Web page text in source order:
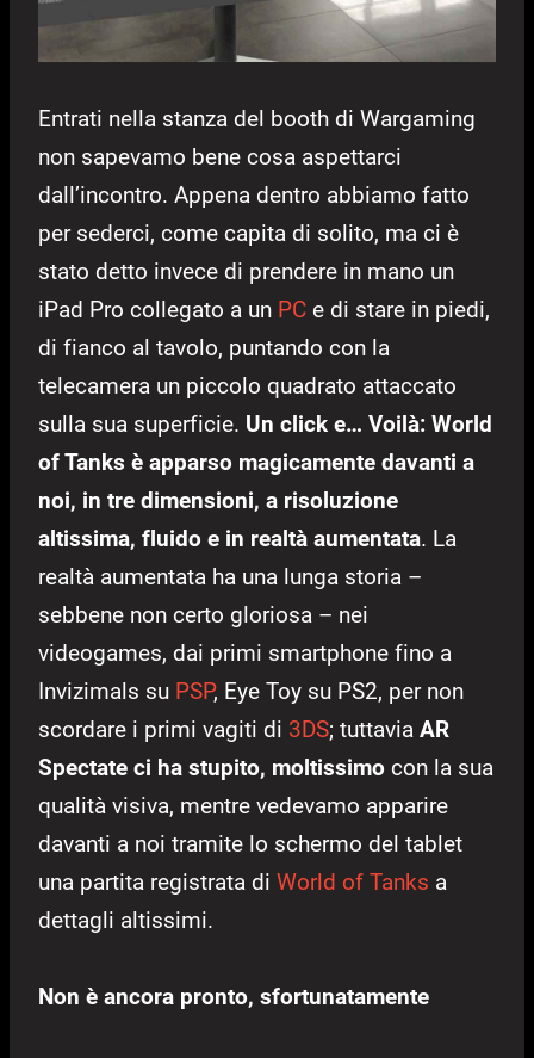
Entrati nella stanza del booth di Wargaming
non sapevamo bene cosa aspettarci
dall’incontro. Appena dentro abbiamo fatto
per sederci, come capita di solito, ma ci è
stato detto invece di prendere in mano un
iPad Pro collegato a un PC e di stare in piedi,
di fianco al tavolo, puntando con la
telecamera un piccolo quadrato attaccato
sulla sua superficie. Un click e… Voilà: World
of Tanks è apparso magicamente davanti a
noi, in tre dimensioni, a risoluzione
altissima, fluido e in realtà aumentata. La
realtà aumentata ha una lunga storia –
sebbene non certo gloriosa – nei
videogames, dai primi smartphone fino a
Invizimals su PSP, Eye Toy su PS2, per non
scordare i primi vagiti di 3DS; tuttavia AR
Spectate ci ha stupito, moltissimo con la sua
qualità visiva, mentre vedevamo apparire
davanti a noi tramite lo schermo del tablet
una partita registrata di World of Tanks a
dettagli altissimi.
Non è ancora pronto, sfortunatamente